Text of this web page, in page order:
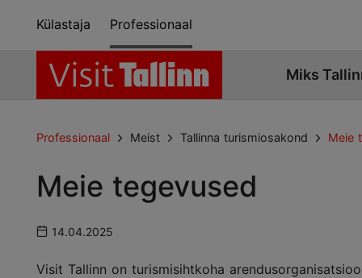
Külastaja Professionaal
Miks
Professionaal Meist Tallinna turismiosakond Meie
Meie tegevused
14.04.2025
Visit Tallinn on turismisihtkoha